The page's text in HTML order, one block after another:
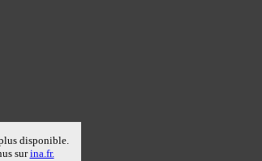
disponible.
surina.fr.